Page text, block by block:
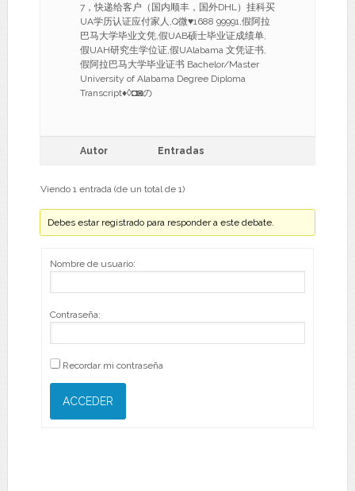
7，快递给客户（国内顺丰，国外DHL）挂科买
UA学历认证应付家人,Q微♥1688 99991,假阿拉
巴马大学毕业文凭,假UAB硕士毕业证成绩单,
假UAH研究生学位证,假UAlabama 文凭证书,
假阿拉巴马大学毕业证书 Bachelor/Master
University of Alabama Degree Diploma
Transcript♦◊◘◙の
Autor Entradas
Viendo 1 entrada (de un total de 1)
Debes estar registrado para responder a este debate.
Nombre de usuario:
Contraseña:
Recordar mi contraseña
ACCEDER